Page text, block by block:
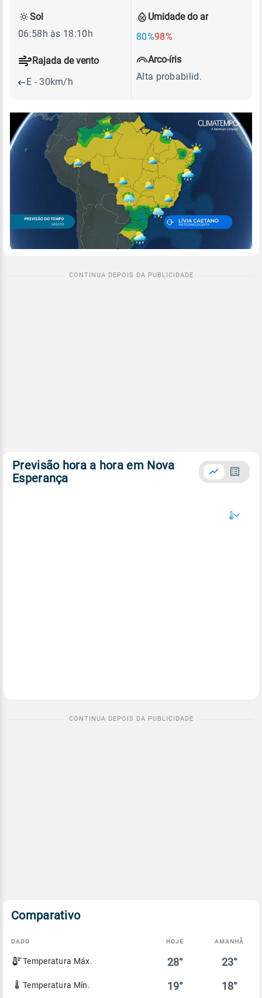
Umidade do ar
80%98%
Rajada de vento
E - 30km/h
Sol
06:58h às 18:10h
Arco-íris
Alta probabilid.
Previsão hora a hora em Nova
Esperança
Comparativo
Comparativo
entre
previsão
DADO HOJE AMANHÃ
Temperatura Máx. 28° 23°
Temperatura Mín. 19° 18°